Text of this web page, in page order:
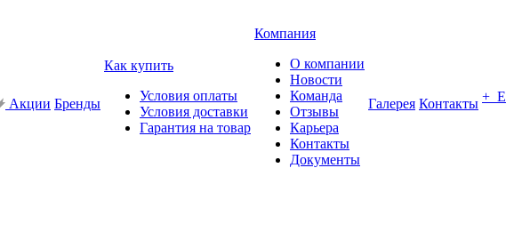
Акции Бренды
Как купить
Условия оплаты
Условия доставки
Гарантия на товар
Компания
О компании
Новости
Команда
Отзывы
Карьера
Контакты
Документы
Галерея Контакты +